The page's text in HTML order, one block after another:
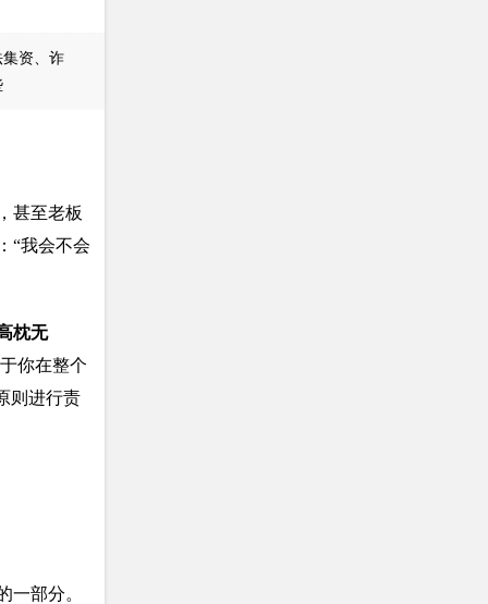
资、诈
甚至老板
“我会不会
枕无
你在整个
则进行责
一部分。